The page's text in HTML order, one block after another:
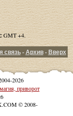
GMT +4.
связь-Архив-Вверх
2026
приворот
© 2008-